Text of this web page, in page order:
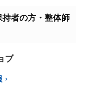
持者の方・整体師
ブ